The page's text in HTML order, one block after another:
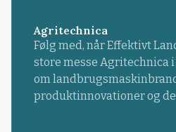
Agritechnica
Følg med, når Effektivt
store messe Agritechnica
om
produktinnovationer og